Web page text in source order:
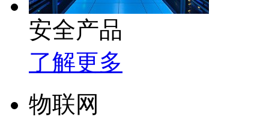
安全产品
了解更多
物联网